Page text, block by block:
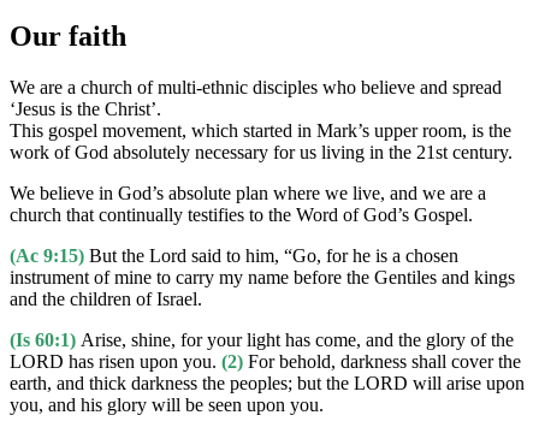
Our faith
We are a church of multi-ethnic disciples who believe and spread
‘Jesus is the Christ’.
This gospel movement, which started in Mark’s upper room, is the
work of God absolutely necessary for us living in the 21st century.
We believe in God’s absolute plan where we live, and we are a
church that continually testifies to the Word of God’s Gospel.
(Ac 9:15) But the Lord said to him, “Go, for he is a chosen
instrument of mine to carry my name before the Gentiles and kings
and the children of Israel.
(Is 60:1) Arise, shine, for your light has come, and the glory of the
LORD has risen upon you. (2) For behold, darkness shall cover the
earth, and thick darkness the peoples; but the LORD will arise upon
you, and his glory will be seen upon you.